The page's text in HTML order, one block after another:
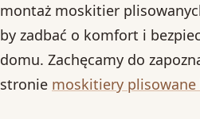
montaż moskitier
by zadbać o komfort i
domu. Zachęcamy do
stronie moskitiery plisowane